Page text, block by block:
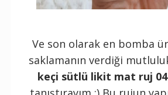
Ve son olarak en bomba
saklamanın verdiği
keçi sütlü likit mat ruj 04